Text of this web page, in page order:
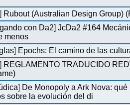
] Rubout (Australian Design Group)
con Da2] JcDa2 #164
menos
] Epochs: El camino de las
] REGLAMENTO TRADUCIDO
] De Monopoly a Ark Nova:
sobre la evolución del di